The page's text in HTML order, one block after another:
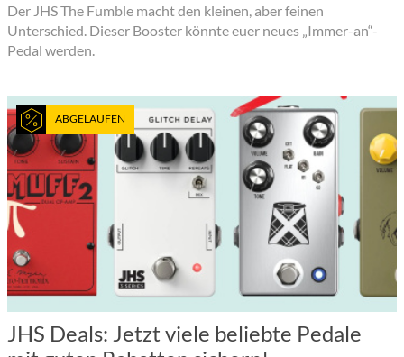
Der JHS The Fumble macht den kleinen, aber feinen
Unterschied. Dieser Booster könnte euer neues „Immer-an“-
Pedal werden.
ABGELAUFEN
JHS Deals: Jetzt viele beliebte Pedale